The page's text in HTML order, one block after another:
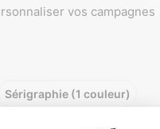
vos campagnes
Sérigraphie (1 couleur)